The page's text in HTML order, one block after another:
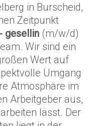
in Burscheid,
Zeitpunkt
gesellin (m/w/d)
Wir sind ein
Wert auf
Umgang
Atmosphäre im
Arbeitgeber aus,
lässt. Der